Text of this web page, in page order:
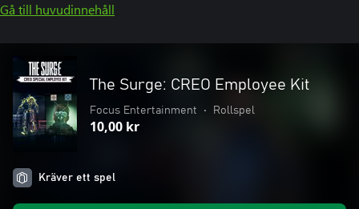
Gå till huvudinnehåll
The Surge: CREO Employee Kit
Focus Entertainment • Rollspel
10,00 kr
Kräver ett spel